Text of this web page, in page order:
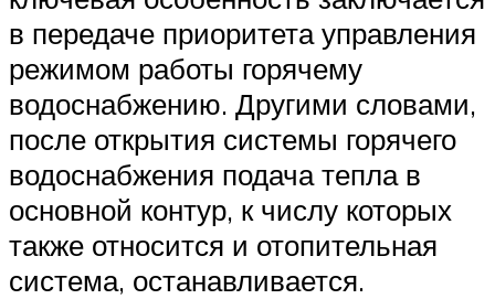
в передаче приоритета управления
режимом работы горячему
водоснабжению. Другими словами,
после открытия системы горячего
водоснабжения подача тепла в
основной контур, к числу которых
также относится и отопительная
система, останавливается.